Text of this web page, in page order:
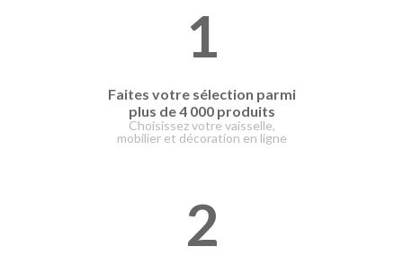
1
Faites votre sélection parmi
plus de 4 000 produits
Choisissez votre vaisselle,
mobilier et décoration en ligne
2